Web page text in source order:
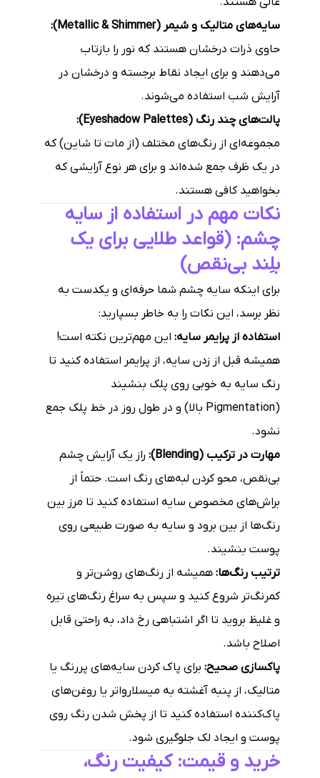
سایه‌های متالیک و شیمر (Metallic & Shimmer):
حاوی ذرات درخشان هستند که نور را بازتاب
می‌دهند و برای ایجاد نقاط برجسته و درخشان در
آرایش شب استفاده می‌شوند.
پالت‌های چند رنگ (Eyeshadow Palettes):
مجموعه‌ای از رنگ‌های مختلف (از مات تا شاین) که
در یک ظرف جمع شده‌اند و برای هر نوع آرایشی که
بخواهید کافی هستند.
نکات مهم در استفاده از سایه
چشم: (قواعد طلایی برای یک
بلِند بی‌نقص)
برای اینکه سایه چشم شما حرفه‌ای و یکدست به
نظر برسد، این نکات را به خاطر بسپارید:
استفاده از پرایمر سایه: این مهم‌ترین نکته است!
همیشه قبل از زدن سایه، از پرایمر استفاده کنید تا
رنگ سایه به خوبی روی پلک بنشیند
(Pigmentation بالا) و در طول روز در خط پلک جمع
نشود.
مهارت در ترکیب (Blending):
راز یک آرایش چشم
بی‌نقص، محو کردن لبه‌های رنگ است. حتماً از
براش‌های مخصوص سایه استفاده کنید تا مرز بین
رنگ‌ها از بین برود و سایه به صورت طبیعی روی
پوست بنشیند.
ترتیب رنگ‌ها: همیشه از رنگ‌های روشن‌تر و
کمرنگ‌تر شروع کنید و سپس به سراغ رنگ‌های تیره
و غلیظ بروید تا اگر اشتباهی رخ داد، به راحتی قابل
اصلاح باشد.
پاکسازی صحیح: برای پاک کردن سایه‌های پررنگ یا
متالیک، از پنبه آغشته به میسلارواتر یا روغن‌های
پاک‌کننده استفاده کنید تا از پخش شدن رنگ روی
پوست و ایجاد لک جلوگیری شود.
خرید و قیمت: کیفیت رنگ،